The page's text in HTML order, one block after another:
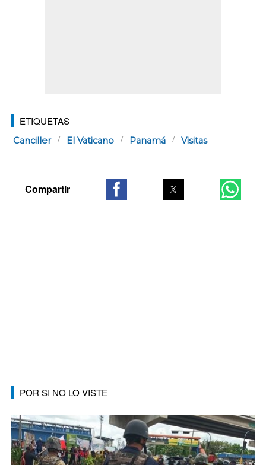
ETIQUETAS
Canciller El Vaticano Panamá Visitas
POR SI NO LO VISTE